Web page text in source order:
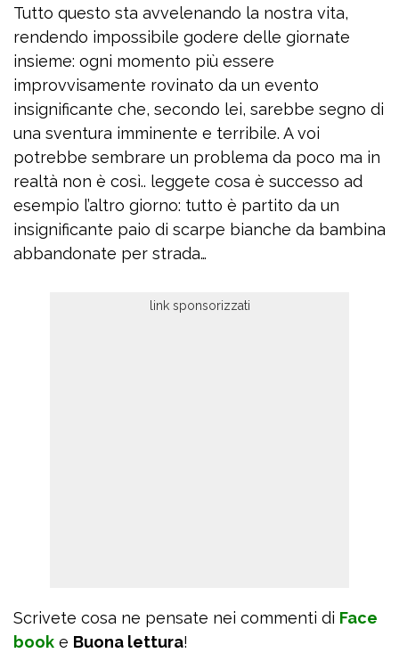
Tutto questo sta avvelenando la nostra vita,
rendendo impossibile godere delle giornate
insieme: ogni momento più essere
improvvisamente rovinato da un evento
insignificante che, secondo lei, sarebbe segno di
una sventura imminente e terribile. A voi
potrebbe sembrare un problema da poco ma in
realtà non è così.. leggete cosa è successo ad
esempio l’altro giorno: tutto è partito da un
insignificante paio di scarpe bianche da bambina
abbandonate per strada…
Scrivete cosa ne pensate nei commenti di Face
book e Buona lettura!